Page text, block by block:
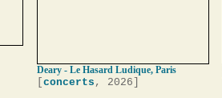
Deary - Le Hasard Ludique, Paris
concerts , 2026]